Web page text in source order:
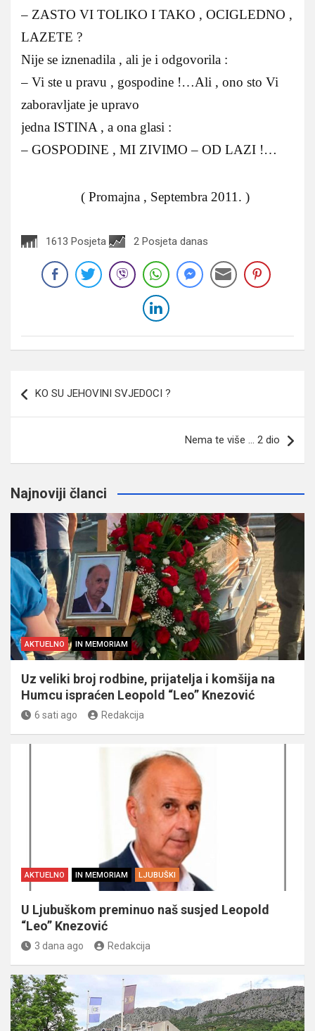
– ZASTO VI TOLIKO I TAKO , OCIGLEDNO ,
LAZETE ?
Nije se iznenadila , ali je i odgovorila :
– Vi ste u pravu , gospodine !…Ali , ono sto Vi
zaboravljate je upravo
jedna ISTINA , a ona glasi :
– GOSPODINE , MI ZIVIMO – OD LAZI !…
( Promajna , Septembra 2011. )
1613 Posjeta 2 Posjeta danas
članaka
KO SU JEHOVINI SVJEDOCI ?
Nema te više … 2 dio
Najnoviji članci
AKTUELNO IN MEMORIAM
Uz veliki broj rodbine, prijatelja i komšija na
Humcu ispraćen Leopold “Leo” Knezović
6 sati ago Redakcija
AKTUELNO IN MEMORIAM LJUBUŠKI
U Ljubuškom preminuo naš susjed Leopold
“Leo” Knezović
3 dana ago Redakcija